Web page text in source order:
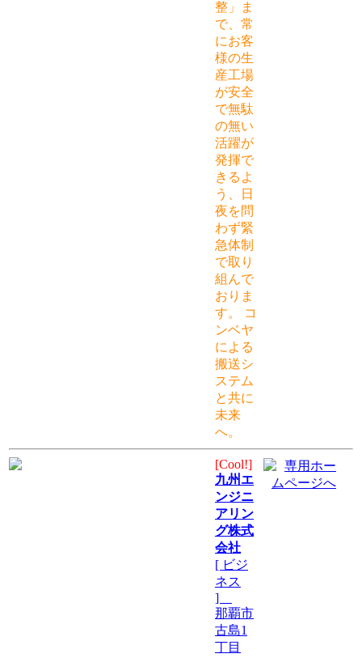
整」ま
で、常
にお客
様の生
産工場
が安全
で無駄
の無い
活躍が
発揮で
きるよ
う、日
夜を問
わず緊
急体制
で取り
組んで
おりま
す。 コ
ンベヤ
による
搬送シ
ステム
と共に
未来
へ。
[Cool!]
九州エ
ンジニ
アリン
グ株式
会社
[ ビジ
ネス
]
那覇市
古島1
丁目